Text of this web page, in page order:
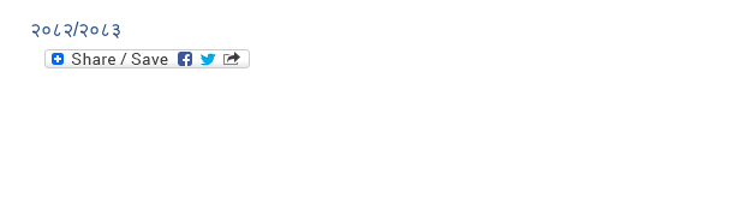
२०८२/२०८३